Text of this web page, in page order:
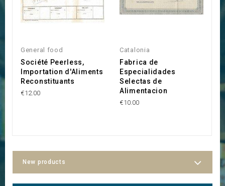
General food
Société Peerless,
Importation d'Aliments
Reconstituants
€12.00
Catalonia
Fabrica de
Especialidades
Selectas de
Alimentacion
€10.00
New products